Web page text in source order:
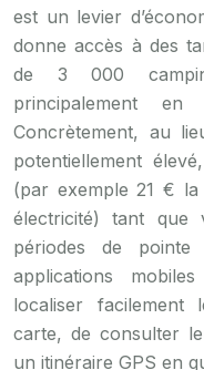
est un levier
donne accès à des
de 3 000
principalement
Concrètement, au
potentiellement
(par exemple 21 €
électricité) tant que
périodes de
applications
localiser facilement
carte, de consulter
un itinéraire GPS en